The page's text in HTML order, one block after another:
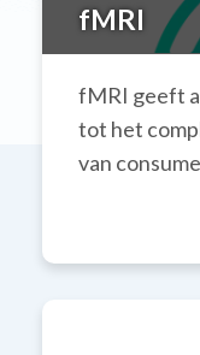
fMRI
fMRI geeft
tot het
van